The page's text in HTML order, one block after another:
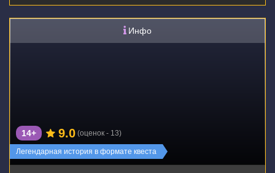
Инфо
Легендарная история в формате квеста
14+ 9.0 (оценок - 13)